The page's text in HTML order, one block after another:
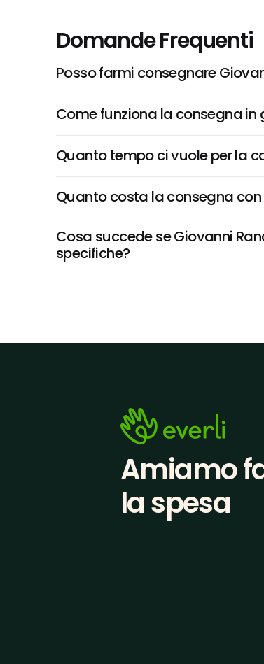
Domande Frequenti
Posso farmi consegnare
Come funziona la consegna in
Quanto tempo ci vuole per la
Quanto costa la consegna con
Cosa succede se Giovanni
specifiche?
Amiamo
la spesa